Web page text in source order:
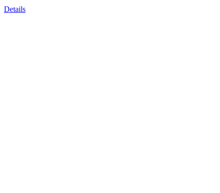
Details